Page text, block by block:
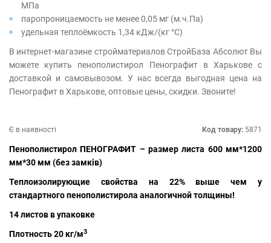
МПа
паропроницаемость не менее 0,05 мг (м.ч.Па)
удельная теплоёмкость 1,34 кДж/(кг °С)
В интернет-магазине стройматериалов СтройБаза Абсолют Вы
можете купить пенополистирол Пенографит в Харькове с
доставкой и самовывозом. У нас всегда выгодная цена на
Пенографит в Харькове, оптовые цены, скидки. Звоните!
Є в наявності Код товару: 5871
Пенополистирол ПЕНОГРАФИТ – размер листа 600 мм*1200
мм*30 мм (без замків)
Теплоизолирующие свойства на 22% выше чем у
стандартного пенополистирола аналогичной толщины!
14 листовв упаковке
Плотность 20 кг/м3